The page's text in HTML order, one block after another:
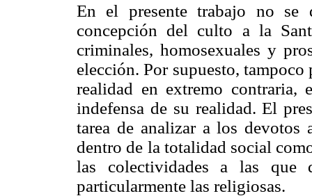
En el presente trabajo no
concepción del culto a la
criminales, homosexuales y
elección. Por supuesto,
realidad en extremo
indefensa de su realidad. El
tarea de analizar a los
dentro de la totalidad social
las colectividades a las que
particularmente las religiosas.